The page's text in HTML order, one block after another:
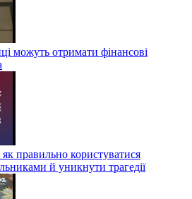
можуть отримати фінансові
правильно користуватися
й уникнути трагедії